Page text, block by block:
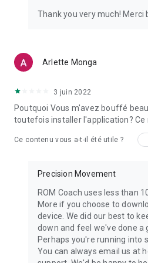
encore, peuvent augmenter le
proposons plus de 200 exercices
mouvement, votre force et la
CONTENU RÉGULIER ET MISES À
Nous ajoutons constamment des
L'abonnement Premium vous
routines et programmes, la
personnalisées et d'ajouter des
simplifiée.
Thank you very much! Merci
Arlette Monga
3 juin 2022
Poutquoi Vous m'avez bouffé
toutefois installer l'application? Ce
Ce contenu vous a-t-il été utile ?
Precision Movement
ROM Coach uses less than
More if you choose to
device. We did our best to
down and feel we've done a
Perhaps you're running into
You can always email us at